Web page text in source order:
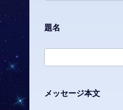
題名
メッセージ本文